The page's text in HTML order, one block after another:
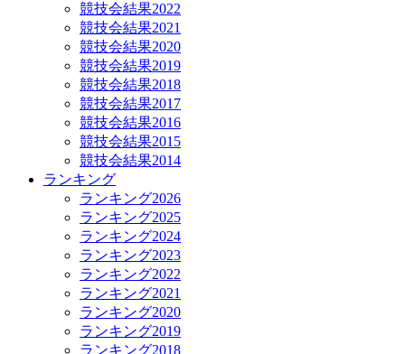
競技会結果2022
競技会結果2021
競技会結果2020
競技会結果2019
競技会結果2018
競技会結果2017
競技会結果2016
競技会結果2015
競技会結果2014
ランキング
ランキング2026
ランキング2025
ランキング2024
ランキング2023
ランキング2022
ランキング2021
ランキング2020
ランキング2019
ランキング2018